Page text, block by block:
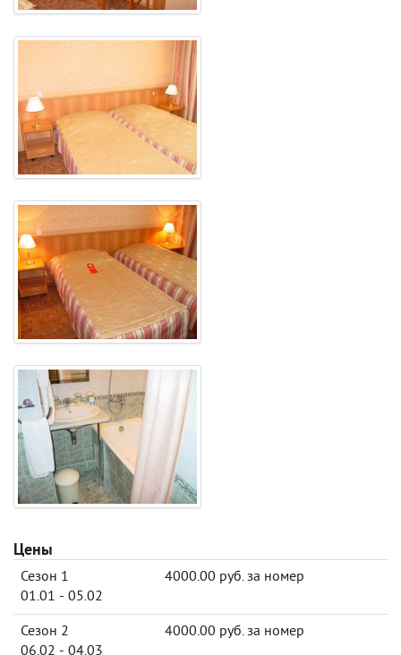
Цены
Сезон 1
01.01 - 05.02
4000.00 руб. за номер
Сезон 2
06.02 - 04.03
4000.00 руб. за номер